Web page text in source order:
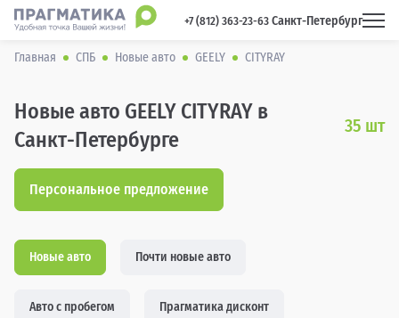
+7 (812) 363-23-63 Санкт-Петербург
Главная СПБ Новые авто GEELY CITYRAY
Новые авто GEELY CITYRAY в
Санкт-Петербурге
35 шт
Персональное предложение
Новые авто Почти новые авто
Авто с пробегом Прагматика дисконт